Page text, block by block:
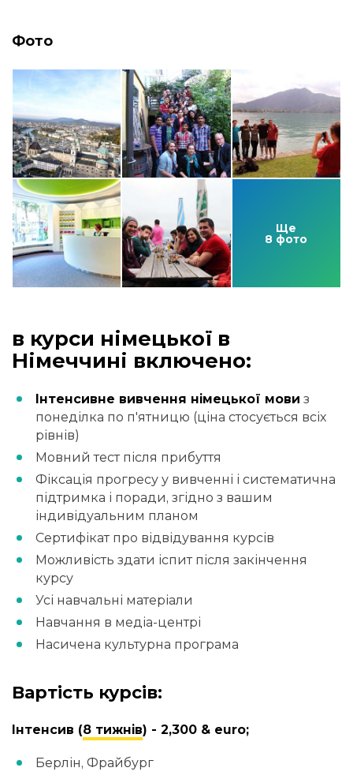
Фото
Ще
8 фото
в курси німецької в
Німеччині включено:
Інтенсивне вивчення німецької мови з
понеділка по п'ятницю (ціна стосується всіх
рівнів)
Мовний тест після прибуття
Фіксація прогресу у вивченні і систематична
підтримка і поради, згідно з вашим
індивідуальним планом
Сертифікат про відвідування курсів
Можливість здати іспит після закінчення
курсу
Усі навчальні матеріали
Навчання в медіа-центрі
Насичена культурна програма
Вартість курсів:
Інтенсив (8 тижнів) - 2,300 & euro;
Берлін, Фрайбург